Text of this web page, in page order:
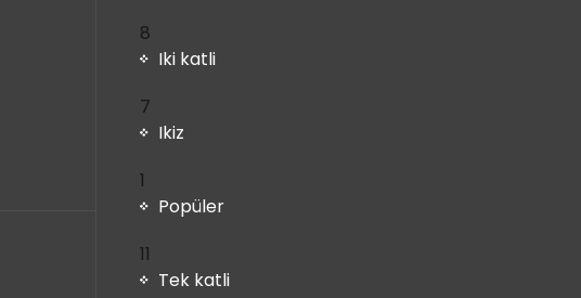
88
ürün
Iki katli
77
ürün
Ikiz
1
ürün
Popüler
11
ürün
Tek katli